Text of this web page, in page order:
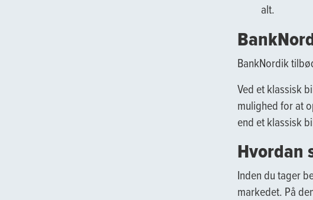
alt.
BankNordik
Ved et klassisk
mulighed for at
end et klassisk
Hvordan
Inden du tager
markedet. På